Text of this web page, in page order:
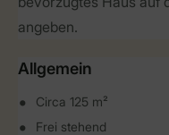
angeben.
Allgemein
Circa 125 m²
Frei stehend